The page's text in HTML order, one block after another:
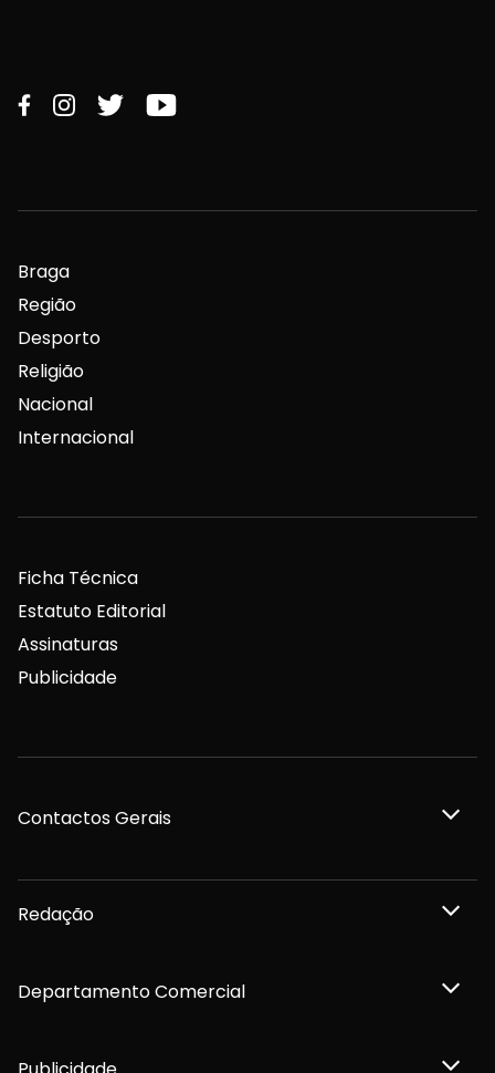
Braga
Região
Desporto
Religião
Nacional
Internacional
Ficha Técnica
Estatuto Editorial
Assinaturas
Publicidade
Contactos Gerais
Redação
Departamento Comercial